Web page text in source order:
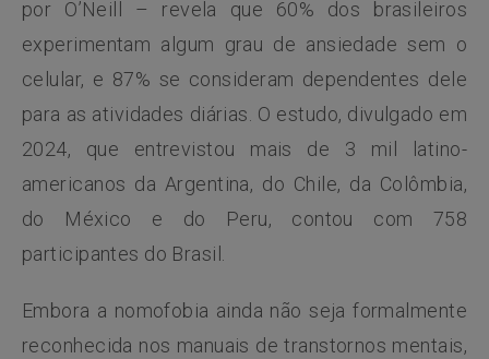
por O’Neill – revela que 60% dos brasileiros
experimentam algum grau de ansiedade sem o
celular, e 87% se consideram dependentes dele
para as atividades diárias. O estudo, divulgado em
2024, que entrevistou mais de 3 mil latino-
americanos da Argentina, do Chile, da Colômbia,
do México e do Peru, contou com 758
participantes do Brasil.
Embora a nomofobia ainda não seja formalmente
reconhecida nos manuais de transtornos mentais,